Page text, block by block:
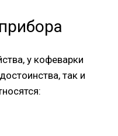
у кофеварки
так и